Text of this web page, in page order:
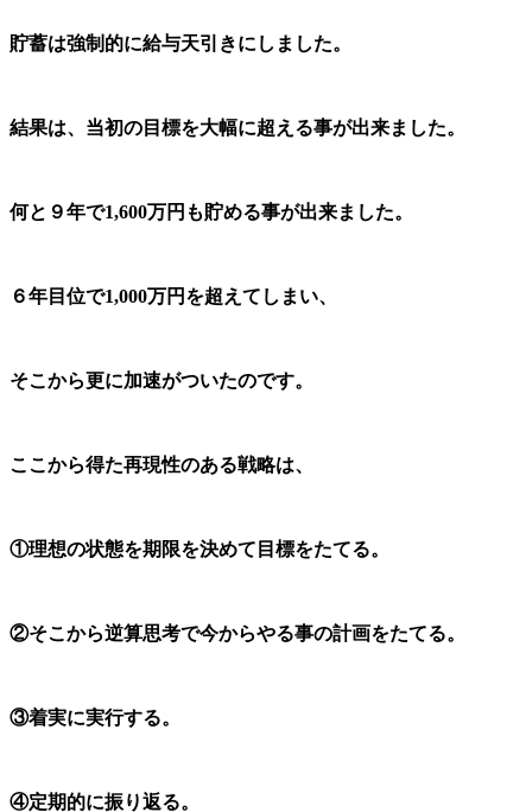
貯蓄は強制的に給与天引きにしました。
結果は、当初の目標を大幅に超える事が出来ました。
何と９年で1,600万円も貯める事が出来ました。
６年目位で1,000万円を超えてしまい、
そこから更に加速がついたのです。
ここから得た再現性のある戦略は、
①理想の状態を期限を決めて目標をたてる。
②そこから逆算思考で今からやる事の計画をたてる。
③着実に実行する。
④定期的に振り返る。